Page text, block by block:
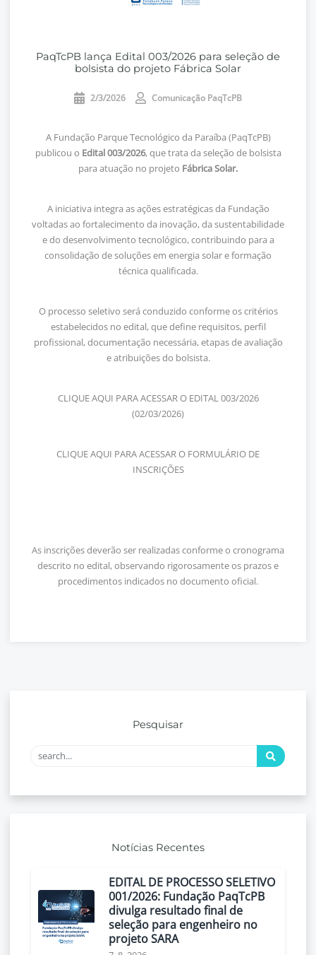
PaqTcPB lança Edital 003/2026 para seleção de
bolsista do projeto Fábrica Solar
2/3/2026 Comunicação PaqTcPB
A Fundação Parque Tecnológico da Paraíba (PaqTcPB)
publicou o Edital 003/2026, que trata da seleção de bolsista
para atuação no projeto Fábrica Solar.
A iniciativa integra as ações estratégicas da Fundação
voltadas ao fortalecimento da inovação, da sustentabilidade
e do desenvolvimento tecnológico, contribuindo para a
consolidação de soluções em energia solar e formação
técnica qualificada.
O processo seletivo será conduzido conforme os critérios
estabelecidos no edital, que define requisitos, perfil
profissional, documentação necessária, etapas de avaliação
e atribuições do bolsista.
CLIQUE AQUI PARA ACESSAR O EDITAL 003/2026
(02/03/2026)
CLIQUE AQUI PARA ACESSAR O FORMULÁRIO DE
INSCRIÇÕES
As inscrições deverão ser realizadas conforme o cronograma
descrito no edital, observando rigorosamente os prazos e
procedimentos indicados no documento oficial.
Pesquisar
Notícias Recentes
EDITAL DE PROCESSO SELETIVO
001/2026: Fundação PaqTcPB
divulga resultado final de
seleção para engenheiro no
projeto SARA